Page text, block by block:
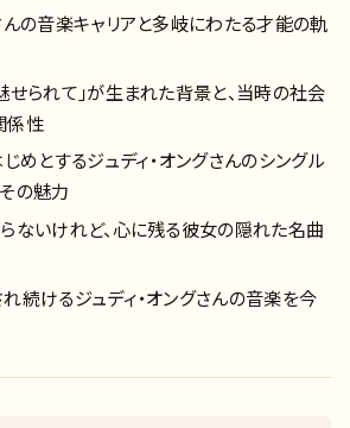
んの音楽キャリアと多岐にわたる才能の軌
せられて」が生まれた背景と、当時の社会
係性
じめとするジュディ・オングさんのシングル
の魅力
ないけれど、心に残る彼女の隠れた名曲
続けるジュディ・オングさんの音楽を今